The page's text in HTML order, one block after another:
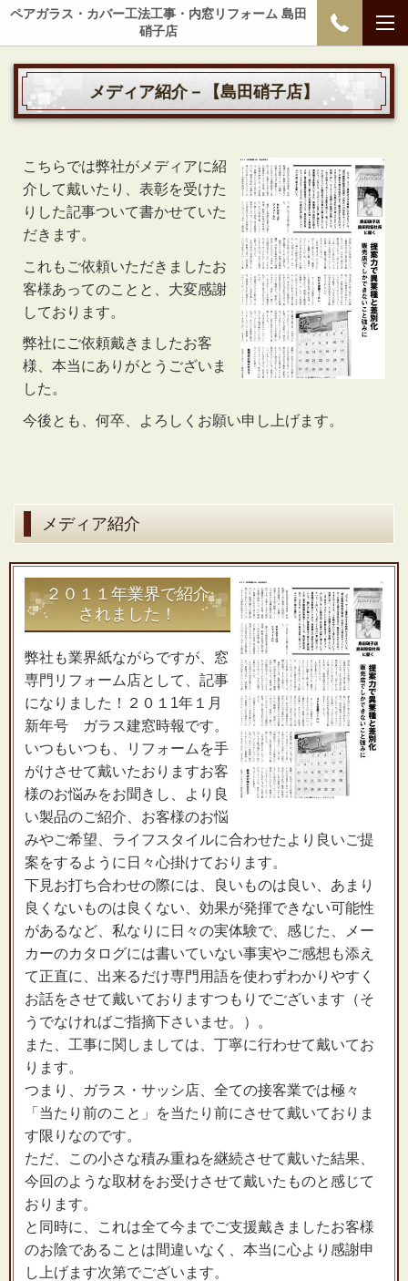
ペアガラス・カバー工法工事・内窓リフォーム 島田
硝子店
メディア紹介－【島田硝子店】
こちらでは弊社がメディアに紹
介して戴いたり、表彰を受けた
りした記事ついて書かせていた
だきます。
これもご依頼いただきましたお
客様あってのことと、大変感謝
しております。
弊社にご依頼戴きましたお客
様、本当にありがとうございま
した。
今後とも、何卒、よろしくお願い申し上げます。
メディア紹介
２０１１年業界で紹介
されました！
弊社も業界紙ながらですが、窓
専門リフォーム店として、記事
になりました！２０１1年１月
新年号 ガラス建窓時報です。
いつもいつも、リフォームを手
がけさせて戴いたおりますお客
様のお悩みをお聞きし、より良
い製品のご紹介、お客様のお悩
みやご希望、ライフスタイルに合わせたより良いご提
案をするように日々心掛けております。
下見お打ち合わせの際には、良いものは良い、あまり
良くないものは良くない、効果が発揮できない可能性
があるなど、私なりに日々の実体験で、感じた、メー
カーのカタログには書いていない事実やご感想も添え
て正直に、出来るだけ専門用語を使わずわかりやすく
お話をさせて戴いておりますつもりでございます（そ
うでなければご指摘下さいませ。）。
また、工事に関しましては、丁寧に行わせて戴いてお
ります。
つまり、ガラス・サッシ店、全ての接客業では極々
「当たり前のこと」を当たり前にさせて戴いておりま
す限りなのです。
ただ、この小さな積み重ねを継続させて戴いた結果、
今回のような取材をお受けさせて戴いたものと感じて
おります。
と同時に、これは全て今までご支援戴きましたお客様
のお陰であることは間違いなく、本当に心より感謝申
し上げます次第でございます。